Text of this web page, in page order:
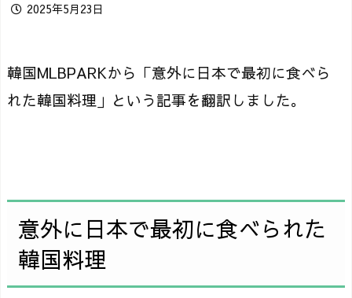
2025年5月23日
韓国MLBPARKから「意外に日本で最初に食べら
れた韓国料理」という記事を翻訳しました。
意外に日本で最初に食べられた
韓国料理